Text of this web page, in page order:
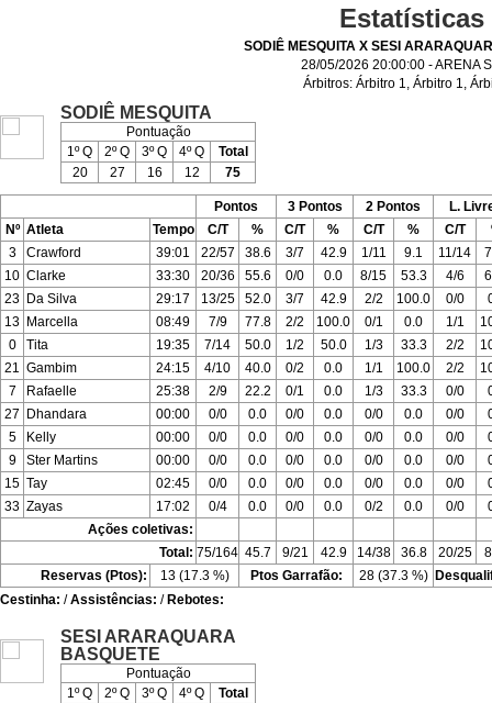
Estatísticas
SODIÊ MESQUITA X SESI
28/05/2026 20:00:00 - ARENA
Árbitros: Árbitro 1, Árbitro 1,
SODIÊ MESQUITA
Pontuação
1º Q
2º Q 3º Q 4º Q
Total
20
27 16 12 75
Pontos 3 Pontos 2 Pontos
L.
Nº Atleta Tempo C/T % C/T % C/T % C/T
3
Crawford 39:01 22/57 38.6 3/7 42.9 1/11 9.1 11/14
10 Clarke 33:30 20/36 55.6 0/0 0.0 8/15 53.3 4/6
23 Da Silva 29:17 13/25 52.0 3/7 42.9 2/2 100.0 0/0
13 Marcella 08:49 7/9 77.8 2/2 100.0 0/1 0.0 1/1
0
Tita 19:35 7/14 50.0 1/2 50.0 1/3 33.3 2/2
21 Gambim 24:15 4/10 40.0 0/2 0.0 1/1 100.0 2/2
7
Rafaelle 25:38 2/9 22.2 0/1 0.0 1/3 33.3 0/0
27
Dhandara 00:00 0/0 0.0 0/0 0.0 0/0 0.0 0/0
5
Kelly 00:00 0/0 0.0 0/0 0.0 0/0 0.0 0/0
9
Ster Martins 00:00 0/0 0.0 0/0 0.0 0/0 0.0 0/0
15 Tay 02:45 0/0 0.0 0/0 0.0 0/0 0.0 0/0
33 Zayas 17:02 0/4 0.0 0/0 0.0 0/2 0.0 0/0
Ações coletivas:
Total: 75/164 45.7 9/21 42.9 14/38 36.8 20/25
Reservas (Ptos):
13 (17.3 %) Ptos Garrafão: 28 (37.3 %)
Cestinha: /Assistências: / Rebotes:
SESI ARARAQUARA
BASQUETE
Pontuação
1º Q
2º Q 3º Q 4º Q
Total